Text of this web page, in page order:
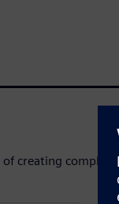
creating complex